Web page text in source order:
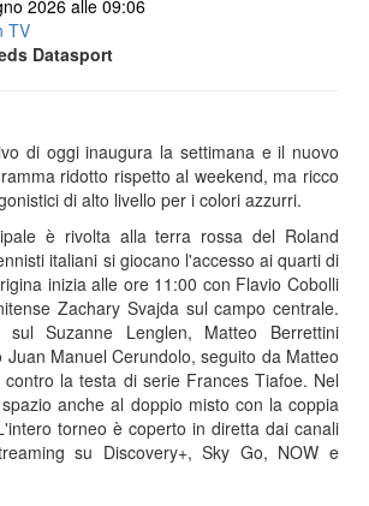
2026 alle 09:06
TV
Datasport
di oggi inaugura la settimana e il nuovo
ridotto rispetto al weekend, ma ricco
di alto livello per i colori azzurri.
è rivolta alla terra rossa del Roland
italiani si giocano l'accesso ai quarti di
inizia alle ore 11:00 con Flavio Cobolli
Zachary Svajda sul campo centrale.
sul Suzanne Lenglen, Matteo Berrettini
Juan Manuel Cerundolo, seguito da Matteo
la testa di serie Frances Tiafoe. Nel
anche al doppio misto con la coppia
torneo è coperto in diretta dai canali
su Discovery+, Sky Go, NOW e